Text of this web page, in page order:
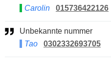
Carolin
015736422126
Unbekannte nummer
Tao
0302332693705